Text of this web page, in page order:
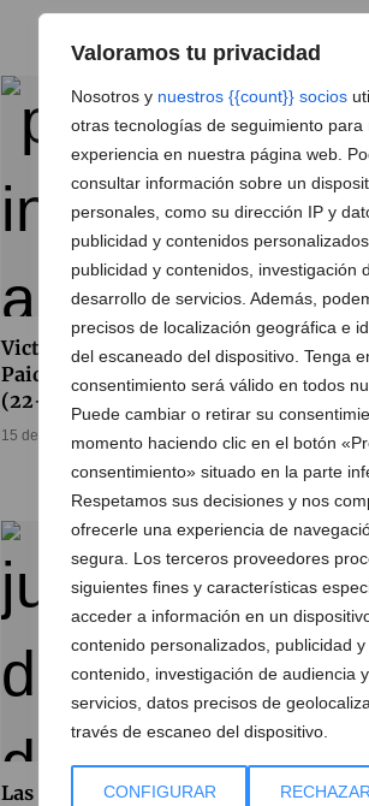
Valoramos tu privacidad
Nosotros y nuestros {{count}} socios
otras tecnologías de seguimiento para
experiencia en nuestra página web.
consultar información sobre un
personales, como su dirección IP y
publicidad y contenidos
publicidad y contenidos, investigación
desarrollo de servicios. Además,
precisos de localización geográfica e
del escaneado del dispositivo. Tenga
consentimiento será válido en todos
Puede cambiar o retirar su
momento haciendo clic en el botón
consentimiento» situado en la parte
Respetamos sus decisiones y nos
ofrecerle una experiencia de
segura. Los terceros proveedores
siguientes fines y características
acceder a información en un
contenido personalizados, publicidad
contenido, investigación de audiencia
servicios, datos precisos de
través de escaneo del dispositivo.
CONFIGURAR
Victoria de las infantiles del
Paidos Rojo ante el CB Muro
(22-52)
15 de febrero de 2018
El
12 de
Las chicas senior y junior del
Las